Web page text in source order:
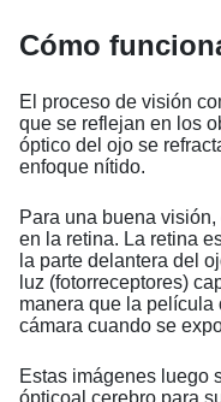
Cómo
El proceso de visión
que se reflejan en los
óptico del ojo se
enfoque nítido.
Para una buena
en la retina. La retina
la parte delantera del
luz (fotorreceptores)
manera que la película
cámara cuando se
Estas imágenes luego
ópticoal cerebro para